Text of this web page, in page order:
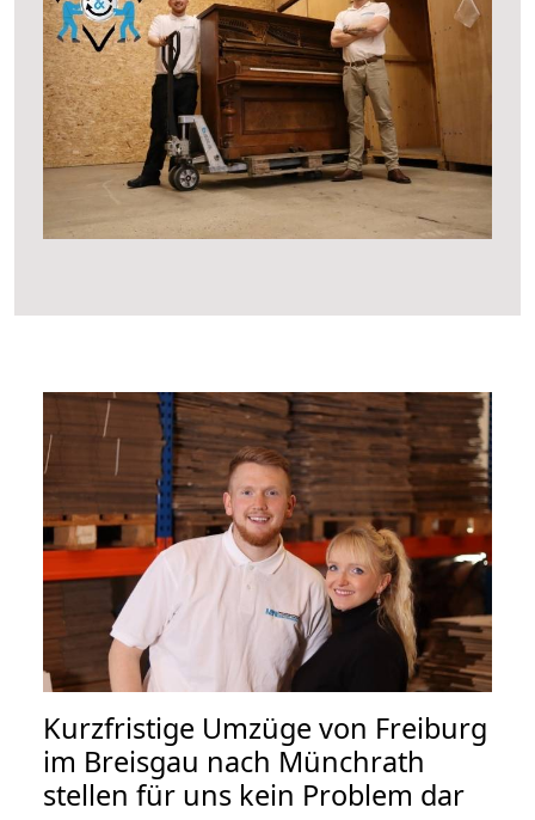
Kurzfristige Umzüge von Freiburg
im Breisgau nach Münchrath
stellen für uns kein Problem dar